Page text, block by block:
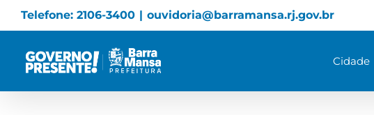
Skip
to
content
Telefone: 2106-3400 | ouvidoria@barramansa.rj.gov.br
Cidade